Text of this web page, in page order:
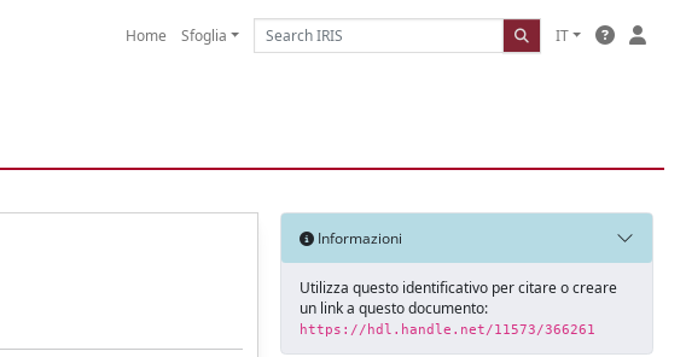
Home Sfoglia IT
Informazioni
Utilizza questo identificativo per citare o creare
un link a questo documento:
https://hdl.handle.net/11573/366261